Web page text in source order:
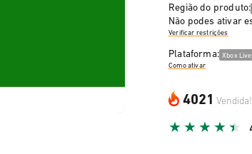
Região do produto:
Não podes ativar
Verificar restrições
Plataforma: Xbox Live
Como ativar
4021 Vendida!